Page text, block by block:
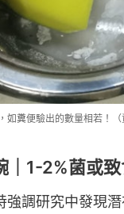
如糞便驗出的數量相若！（
｜1-2%菌或
強調研究中發現